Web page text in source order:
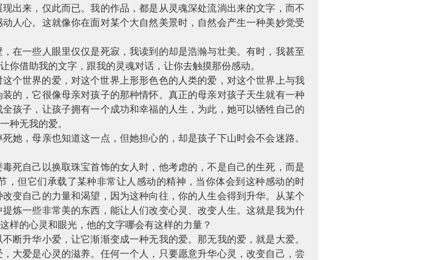
出来，仅此而已。我的作品，都是从灵魂深处流淌出来的文字，而不
人心。这就像你在面对某个大自然美景时，自然会产生一种美妙觉受
在一些人眼里仅仅是死寂，我读到的却是浩瀚与壮美。有时，我甚至
借助我的文字，跟我的灵魂对话，让你去触摸那份感动。
个世界的爱，对这个世界上形形色色的人类的爱，对这个世界上与我
的，它很像母亲对孩子的那种情怀。真正的母亲对孩子天生就有一种
孩子，让孩子拥有一个成功和幸福的人生，为此，她可以牺牲自己的
种无我的爱。
她，母亲也知道这一点，但她担心的，却是孩子下山时会不会迷路。
死自己以换取珠宝首饰的女人时，他考虑的，不是自己的生死，而是
但它们承载了某种非常让人感动的精神，当你体会到这种感动的时
变自己的力量和渴望，因为这种向往，你的人生会得到升华。从某个
炼一些非常美的东西，能让人们改变心灵、改变人生。这就是我为什
的心灵和眼光，他的文字哪会有这样的力量？
断升华小爱，让它渐渐变成一种无我的爱。那无我的爱，就是大爱。
大爱是心灵的滋养。任何一个人，只要愿意升华心灵，改变自己，尝